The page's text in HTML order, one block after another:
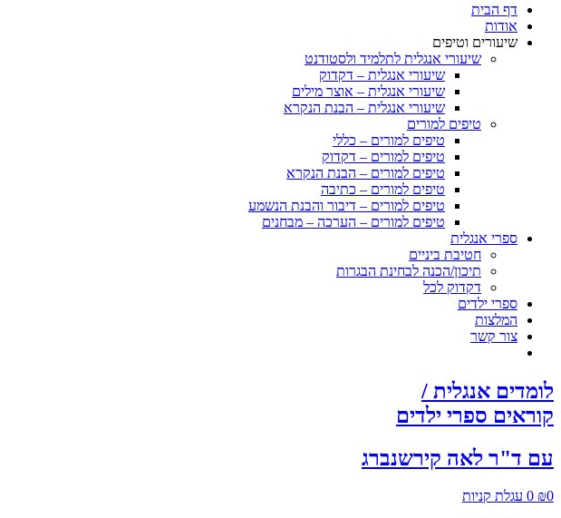
דף הבית
אודות
שיעורים וטיפים
שיעורי אנגלית לתלמיד ולסטודנט
שיעורי אנגלית – דקדוק
שיעורי אנגלית – אוצר מילים
שיעורי אנגלית – הבנת הנקרא
טיפים למורים
טיפים למורים – כללי
טיפים למורים – דקדוק
טיפים למורים – הבנת הנקרא
טיפים למורים – כתיבה
טיפים למורים – דיבור והבנת הנשמע
טיפים למורים – הערכה – מבחנים
ספרי אנגלית
חטיבת ביניים
תיכון/הכנה לבחינת הבגרות
דקדוק לכל
ספרי ילדים
המלצות
צור קשר
לומדים אנגלית /
קוראים ספרי ילדים
עם ד"ר לאה קירשנברג
₪0
0 עגלת קניות